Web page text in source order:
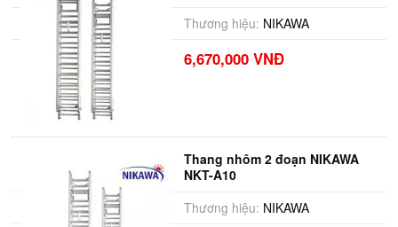
Thương hiệu: NIKAWA
6,670,000 VNĐ
Thang nhôm 2 đoạn NIKAWA
NKT-A10
Thương hiệu: NIKAWA